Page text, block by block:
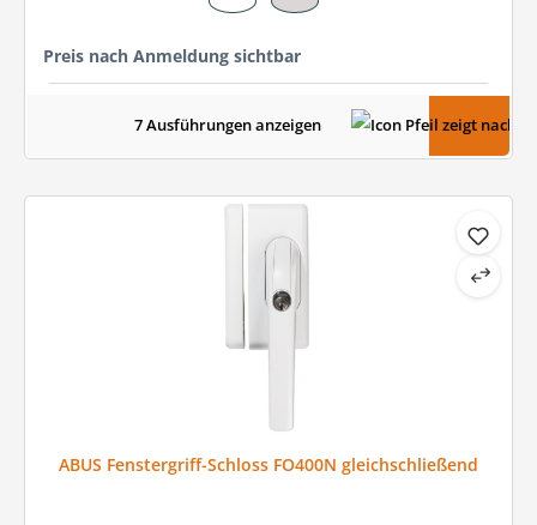
Preis nach Anmeldung sichtbar
7 Ausführungen anzeigen
ABUS Fenstergriff-Schloss FO400N gleichschließend